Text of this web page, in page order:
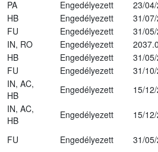
PA Engedélyezett
23/
HB Engedélyezett
31/
FU Engedélyezett
31/
IN, RO Engedélyezett
HB Engedélyezett
31/
FU Engedélyezett
31/
IN, AC,
HB
Engedélyezett
15/
IN, AC,
HB
Engedélyezett
15/
FU Engedélyezett
31/